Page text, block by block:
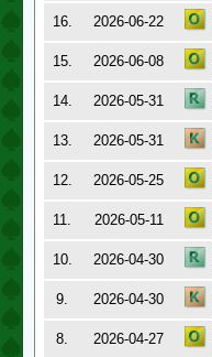
16.
2026-06-22
15.
2026-06-08
14.
2026-05-31
13.
2026-05-31
12.
2026-05-25
11.
2026-05-11
10.
2026-04-30
9.
2026-04-30
8.
2026-04-27